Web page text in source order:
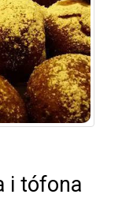
i tófona